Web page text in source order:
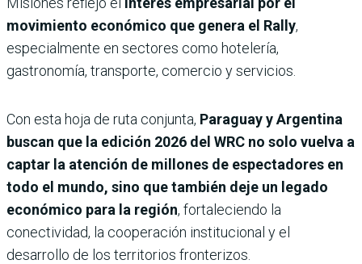
movimiento económico que genera el Rally,
especialmente en sectores como hotelería,
gastronomía, transporte, comercio y servicios.
Con esta hoja de ruta conjunta, Paraguay y Argentina
buscan que la edición 2026 del WRC no solo vuelva a
captar la atención de millones de espectadores en
todo el mundo, sino que también deje un legado
económico para la región, fortaleciendo la
conectividad, la cooperación institucional y el
desarrollo de los territorios fronterizos.